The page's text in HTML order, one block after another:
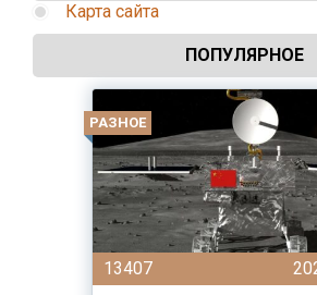
Карта сайта
ПОПУЛЯРНОЕ
РАЗНОЕ
13407